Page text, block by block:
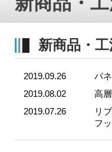
新商品・
2019.09.26
パ
2019.08.02
高
2019.07.26
リ
フ